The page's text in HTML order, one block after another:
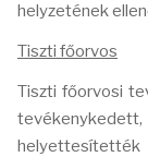
helyzetének
Tiszti főorvos
Tiszti főorvosi
helyettesítették